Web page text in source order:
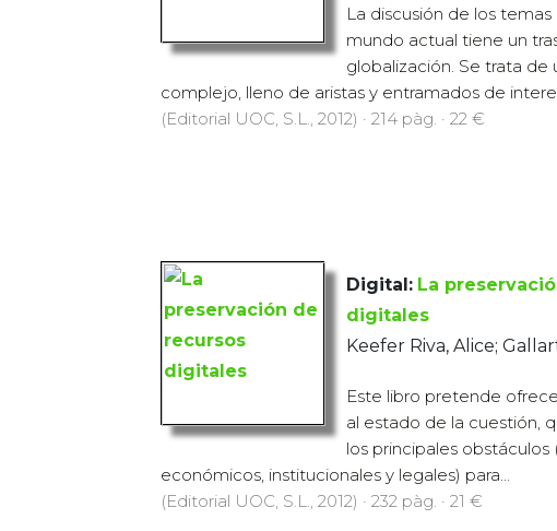
La discusión de los
mundo actual tiene un
globalización. Se trata de
complejo, lleno de aristas y entramados de
(Editorial UOC, S.L., 2012) · 214 pàg. · 22 €
Digital: La
digitales
Keefer Riva, Alice;
Este libro pretende
al estado de la cuestión,
los principales obstáculos
económicos, institucionales y legales) para...
(Editorial UOC, S.L., 2012) · 232 pàg. · 21 €